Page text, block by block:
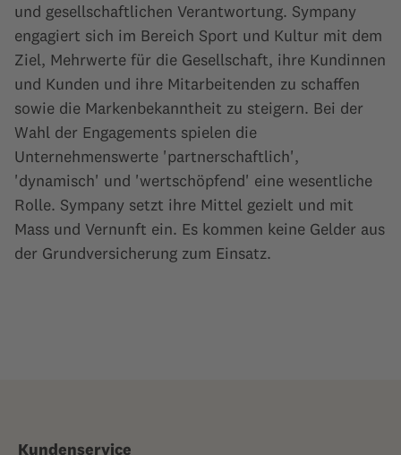
und gesellschaftlichen Verantwortung. Sympany
engagiert sich im Bereich Sport und Kultur mit dem
Ziel, Mehrwerte für die Gesellschaft, ihre Kundinnen
und Kunden und ihre Mitarbeitenden zu schaffen
sowie die Markenbekanntheit zu steigern. Bei der
Wahl der Engagements spielen die
Unternehmenswerte 'partnerschaftlich',
'dynamisch' und 'wertschöpfend' eine wesentliche
Rolle. Sympany setzt ihre Mittel gezielt und mit
Mass und Vernunft ein. Es kommen keine Gelder aus
der Grundversicherung zum Einsatz.
Kundenservice